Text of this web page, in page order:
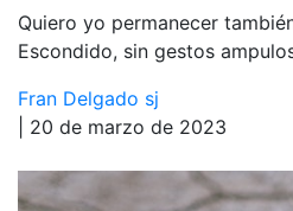
Quiero yo permanecer
Escondido, sin gestos
Fran Delgado sj
| 20 de marzo de 2023